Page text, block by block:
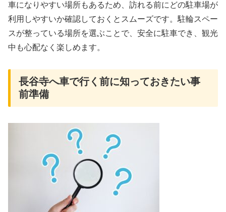
車になりやすい場所もあるため、訪れる前にどの駐車場が
利用しやすいか確認しておくとスムーズです。駐輪スペー
スが整っている場所を選ぶことで、安全に駐車でき、観光
中も心配なく楽しめます。
長谷寺へ車で行く前に知っておきたい事
前準備